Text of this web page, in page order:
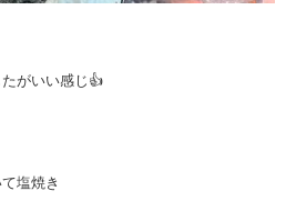
がいい感じ👍
塩焼き